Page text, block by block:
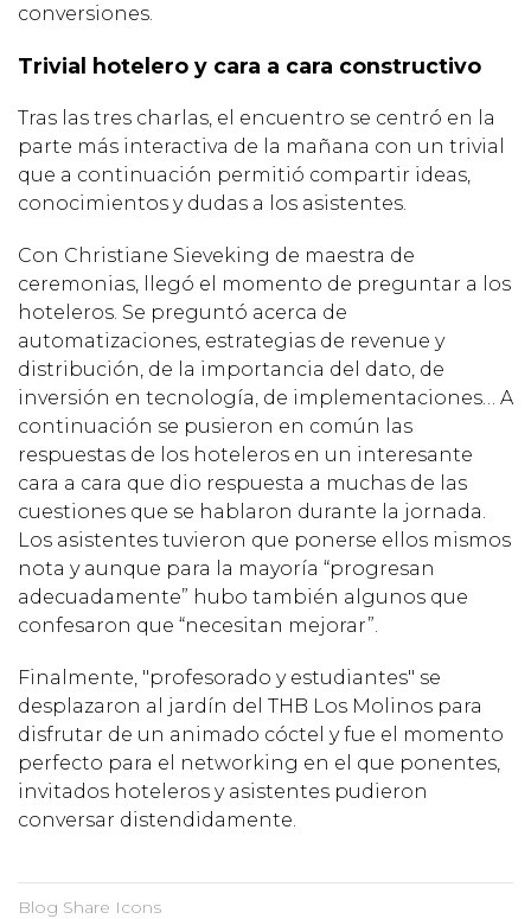
conversiones.
Trivial hotelero y cara a cara constructivo
Tras las tres charlas, el encuentro se centró en la
parte más interactiva de la mañana con un trivial
que a continuación permitió compartir ideas,
conocimientos y dudas a los asistentes.
Con Christiane Sieveking de maestra de
ceremonias, llegó el momento de preguntar a los
hoteleros. Se preguntó acerca de
automatizaciones, estrategias de revenue y
distribución, de la importancia del dato, de
inversión en tecnología, de implementaciones… A
continuación se pusieron en común las
respuestas de los hoteleros en un interesante
cara a cara que dio respuesta a muchas de las
cuestiones que se hablaron durante la jornada.
Los asistentes tuvieron que ponerse ellos mismos
nota y aunque para la mayoría “progresan
adecuadamente” hubo también algunos que
confesaron que “necesitan mejorar”.
Finalmente, "profesorado y estudiantes" se
desplazaron al jardín del THB Los Molinos para
disfrutar de un animado cóctel y fue el momento
perfecto para el networking en el que ponentes,
invitados hoteleros y asistentes pudieron
conversar distendidamente.
Blog Share Icons